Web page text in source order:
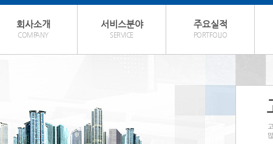
회사소개
COMPANY
서비스분야
SERVICE
주요실적
PORTFOLIO